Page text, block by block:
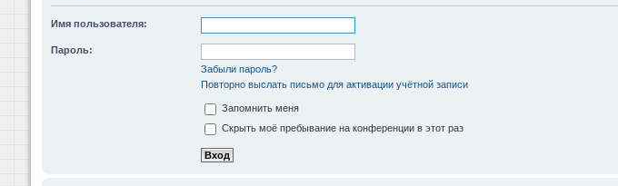
Имя пользователя:
Пароль:
Забыли пароль?
Повторно выслать письмо для активации учётной записи
Запомнить меня
Скрыть моё пребывание на конференции в этот раз